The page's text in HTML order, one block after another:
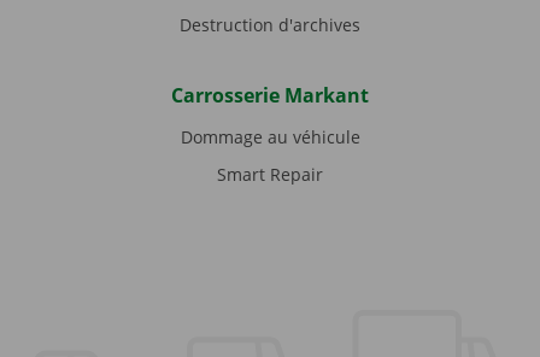
Destruction d'archives
Carrosserie Markant
Dommage au véhicule
Smart Repair